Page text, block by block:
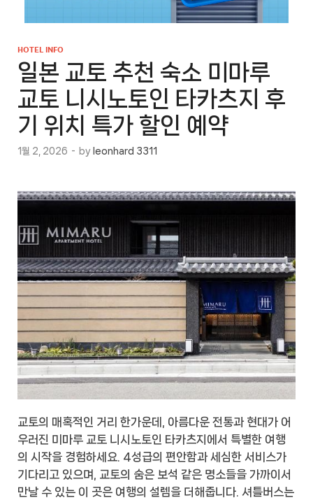
HOTEL INFO
일본 교토 추천 숙소 미마루
교토 니시노토인 타카츠지 후
기 위치 특가 할인 예약
1월 2, 2026 - by leonhard 3311
교토의 매혹적인 거리 한가운데, 아름다운 전통과 현대가 어
우러진 미마루 교토 니시노토인 타카츠지에서 특별한 여행
의 시작을 경험하세요. 4성급의 편안함과 세심한 서비스가
기다리고 있으며, 교토의 숨은 보석 같은 명소들을 가까이서
만날 수 있는 이 곳은 여행의 설렘을 더해줍니다. 셔틀버스는